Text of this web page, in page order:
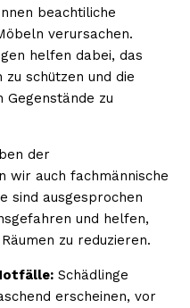
beachtiliche
verursachen.
helfen dabei, das
schützen und die
zu
der
wir auch fachmännische
sind ausgesprochen
und helfen,
zu reduzieren.
Schädlinge
erscheinen, vor